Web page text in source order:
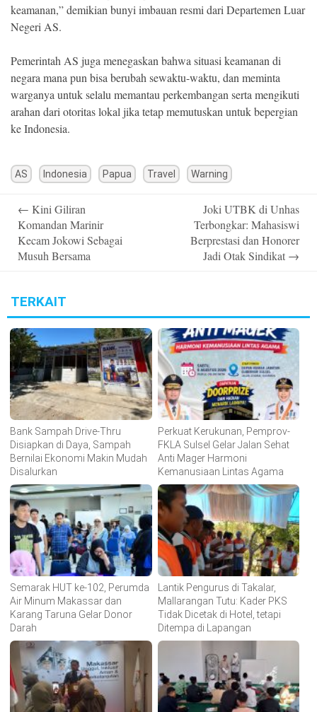
keamanan,” demikian bunyi imbauan resmi dari Departemen Luar
Negeri AS.
Pemerintah AS juga menegaskan bahwa situasi keamanan di
negara mana pun bisa berubah sewaktu-waktu, dan meminta
warganya untuk selalu memantau perkembangan serta mengikuti
arahan dari otoritas lokal jika tetap memutuskan untuk bepergian
ke Indonesia.
AS Indonesia Papua Travel Warning
navigation
← Kini Giliran
Komandan Marinir
Kecam Jokowi Sebagai
Musuh Bersama
Joki UTBK di Unhas
Terbongkar: Mahasiswi
Berprestasi dan Honorer
Jadi Otak Sindikat →
TERKAIT
Bank Sampah Drive-Thru
Disiapkan di Daya, Sampah
Bernilai Ekonomi Makin Mudah
Disalurkan
Perkuat Kerukunan, Pemprov-
FKLA Sulsel Gelar Jalan Sehat
Anti Mager Harmoni
Kemanusiaan Lintas Agama
Semarak HUT ke-102, Perumda
Air Minum Makassar dan
Karang Taruna Gelar Donor
Darah
Lantik Pengurus di Takalar,
Mallarangan Tutu: Kader PKS
Tidak Dicetak di Hotel, tetapi
Ditempa di Lapangan